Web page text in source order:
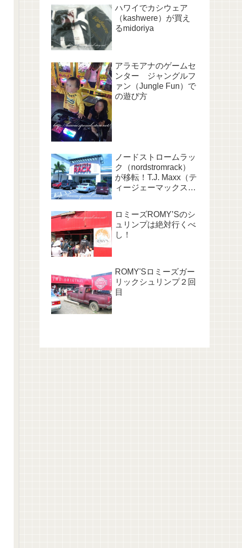
ハワイでカシウェア
（kashwere）が買え
るmidoriya
アラモアナのゲームセ
ンター ジャングルフ
ァン（Jungle Fun）で
の遊び方
ノードストロームラッ
ク（nordstromrack）
が移転！T.J. Maxx（テ
ィージェーマックス）
ロミーズROMY’Sのシ
ュリンプは絶対行くべ
し！
ROMY'Sロミーズガー
リックシュリンプ２回
目